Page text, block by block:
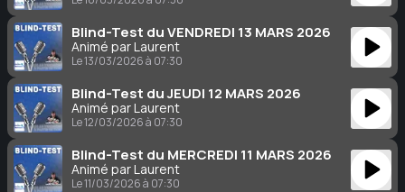
Blind-Test du VENDREDI 13 MARS 2026
Animé par Laurent
Le 13/03/2026 à 07:30
Blind-Test du JEUDI 12 MARS 2026
Animé par Laurent
Le 12/03/2026 à 07:30
Blind-Test du MERCREDI 11 MARS 2026
Animé par Laurent
Le 11/03/2026 à 07:30